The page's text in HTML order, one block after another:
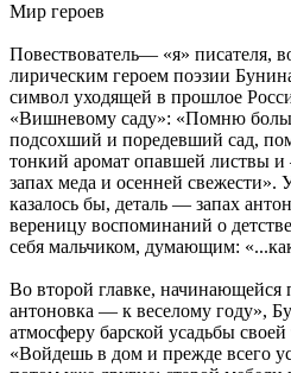
Мир героев
Повествователь— «я» писателя,
лирическим героем поэзии
символ уходящей в прошлое
«Вишневому саду»: «Помню
подсохший и поредевший сад,
тонкий аромат опавшей листвы
запах меда и осенней свежести».
казалось бы, деталь — запах
вереницу воспоминаний о
себя мальчиком, думающим:
Во второй главке, начинающейся
антоновка — к веселому году»,
атмосферу барской усадьбы
«Войдешь в дом и прежде всего